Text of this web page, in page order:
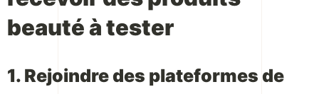
beauté à tester
1. Rejoindre des plateformes de